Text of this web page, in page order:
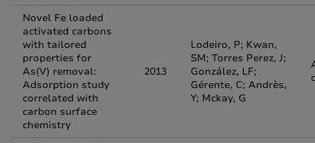
Novel Fe loaded
activated carbons
with tailored
properties for
As(V) removal:
Adsorption study
correlated with
carbon surface
chemistry
2013
Lodeiro, P; Kwan,
SM; Torres Perez, J;
González, LF;
Gérente, C; Andrès,
Y; Mckay, G